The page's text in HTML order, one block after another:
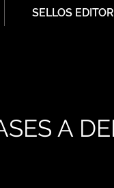
SELLOS
A